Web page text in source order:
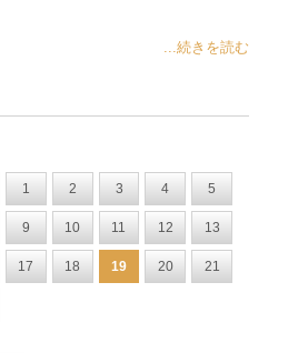
...続きを読む
1 2 3 4 5
9 10 11 12 13
17 18 19 20 21